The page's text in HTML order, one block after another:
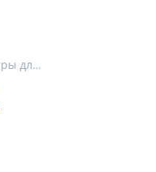
Универсальные фильтры для очистки воды в частном доме